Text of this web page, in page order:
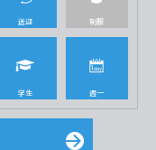
送迎 制服
学生 週一